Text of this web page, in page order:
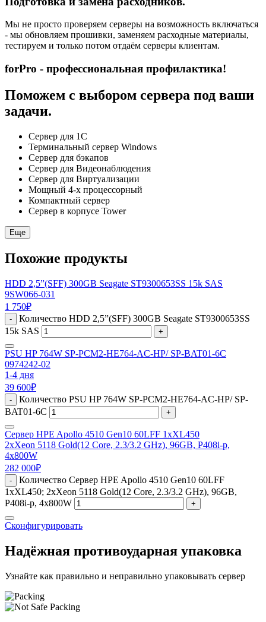
Мы не просто проверяем серверы на возможность включаться
- мы обновляем прошивки, заменяем расходные материалы,
тестируем и только потом отдаём серверы клиентам.
forPro - профессиональная профилактика!
Поможем с выбором сервера под ваши
задачи.
Сервер для 1С
Терминальный сервер Windows
Сервер для бэкапов
Сервер для Видеонаблюдения
Сервер для Виртуализации
Мощный 4-х процессорный
Компактный сервер
Сервер в корпусе Tower
Еще
Похожие продукты
HDD 2,5”(SFF) 300GB Seagate ST9300653SS 15k SAS
9SW066-031
1 750₽
-
Количество HDD 2,5”(SFF) 300GB Seagate ST9300653SS
15k SAS
+
PSU HP 764W SP-PCM2-HE764-AC-HP/ SP-BAT01-6C
0974242-02
1-4 дня
39 600₽
-
Количество PSU HP 764W SP-PCM2-HE764-AC-HP/ SP-
BAT01-6C
+
Сервер HPE Apollo 4510 Gen10 60LFF 1xXL450
2xXeon 5118 Gold(12 Core, 2.3/3.2 GHz), 96GB, P408i-p,
4x800W
282 000₽
-
Количество Сервер HPE Apollo 4510 Gen10 60LFF
1xXL450; 2xXeon 5118 Gold(12 Core, 2.3/3.2 GHz), 96GB,
P408i-p, 4x800W
+
Сконфигурировать
Надёжная противоударная упаковка
Узнайте как правильно и неправильно упаковывать сервер